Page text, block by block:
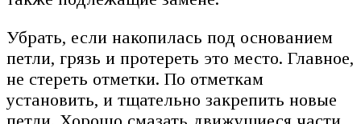
Убрать, если накопилась под основанием
петли, грязь и протереть это место. Главное,
не стереть отметки. По отметкам
установить, и тщательно закрепить новые